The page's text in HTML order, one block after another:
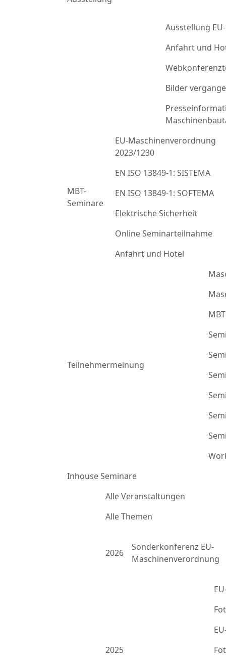
Ausstellung
Anfahrt und
Bilder
MBT-
Seminare
EU-Maschinenverordnung
2023/1230
EN ISO 13849-1: SISTEMA
EN ISO 13849-1: SOFTEMA
Elektrische Sicherheit
Online Seminarteilnahme
Anfahrt und Hotel
Teilnehmermeinung
Inhouse Seminare
Alle Veranstaltungen
Alle Themen
2026
Sonderkonferenz EU-
Maschinenverordnung
2025